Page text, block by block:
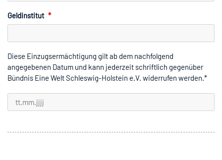
Geldinstitut *
Diese Einzugsermächtigung gilt ab dem nachfolgend
angegebenen Datum und kann jederzeit schriftlich gegenüber
Bündnis Eine Welt Schleswig-Holstein e.V. widerrufen werden.*